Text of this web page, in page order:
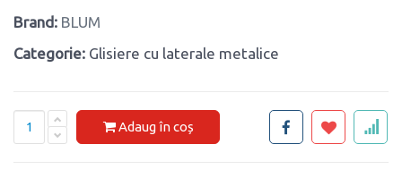
Brand: BLUM
Categorie: Glisiere cu laterale metalice
Adaug în coș